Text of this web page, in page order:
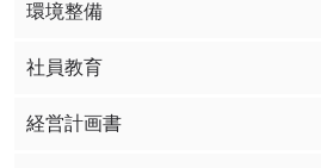
環境整備
社員教育
経営計画書